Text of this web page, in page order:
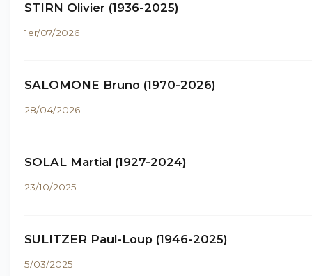
STIRN Olivier (1936-2025)
1er/07/2026
SALOMONE Bruno (1970-2026)
28/04/2026
SOLAL Martial (1927-2024)
23/10/2025
SULITZER Paul-Loup (1946-2025)
5/03/2025